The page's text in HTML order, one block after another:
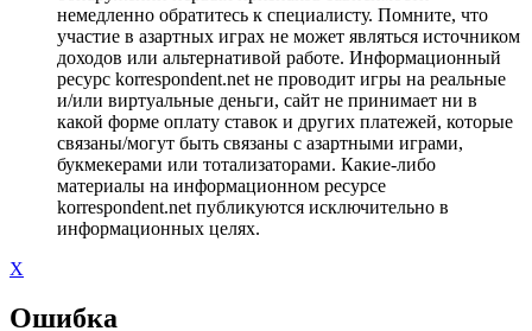
немедленно обратитесь к специалисту. Помните, что
участие в азартных играх не может являться источником
доходов или альтернативой работе. Информационный
ресурс korrespondent.net не проводит игры на реальные
и/или виртуальные деньги, сайт не принимает ни в
какой форме оплату ставок и других платежей, которые
связаны/могут быть связаны с азартными играми,
букмекерами или тотализаторами. Какие-либо
материалы на информационном ресурсе
korrespondent.net публикуются исключительно в
информационных целях.
X
Ошибка